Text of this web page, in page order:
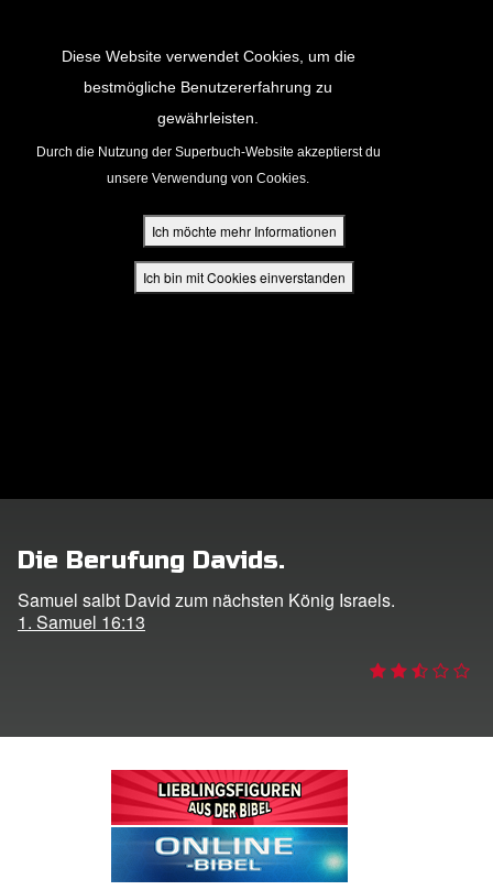
Diese Website verwendet Cookies, um die
bestmögliche Benutzererfahrung zu
gewährleisten.
Durch die Nutzung der Superbuch-Website akzeptierst du
unsere Verwendung von Cookies.
Ich möchte mehr Informationen
Ich bin mit Cookies einverstanden
ändern
Die Berufung Davids.
Samuel salbt David zum nächsten König Israels.
1. Samuel 16:13